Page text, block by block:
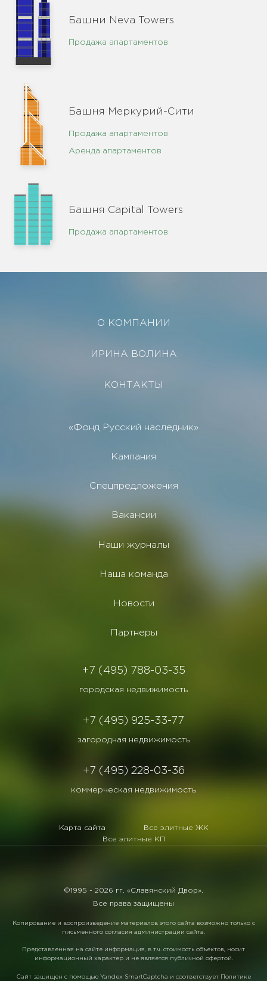
Башни Neva Towers
Продажа апартаментов
Башня Меркурий-Сити
Продажа апартаментов
Аренда апартаментов
Башня Capital Towers
Продажа апартаментов
О КОМПАНИИ
ИРИНА ВОЛИНА
КОНТАКТЫ
«Фонд Русский наследник»
Кампания
Спецпредложения
Вакансии
Наши журналы
Наша команда
Новости
Партнеры
+7 (495) 788-03-35
городская недвижимость
+7 (495) 925-33-77
загородная недвижимость
+7 (495) 228-03-36
коммерческая недвижимость
Карта сайта
Все элитные ЖК
Все элитные КП
©1995 - 2026 гг. «Славянский Двор».
Все права защищены
Копирование и воспроизведение материалов этого сайта возможно только с
письменного согласия администрации сайта.
Представленная на сайте информация, в т.ч. стоимость объектов, носит
информационный характер и не является публичной офертой.
Сайт защищен с помощью Yandex SmartCaptcha и соответствует Политике